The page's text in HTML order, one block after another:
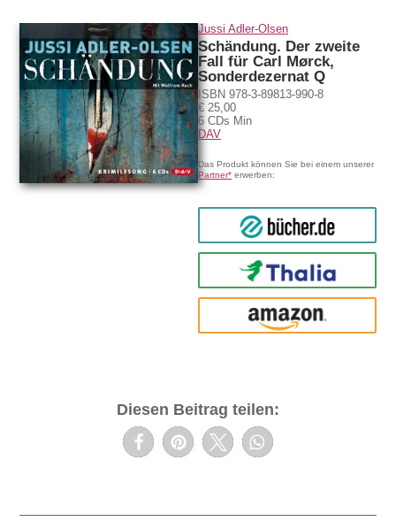
Jussi Adler-Olsen
Schändung. Der zweite
Fall für Carl Mørck,
Sonderdezernat Q
ISBN 978-3-89813-990-8
€ 25,00
6 CDs Min
DAV
Das Produkt können Sie bei einem unserer
Partner* erwerben:
bücher.de
Thalia
amazon
Diesen Beitrag teilen: